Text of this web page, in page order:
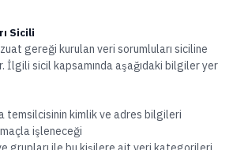
Sicili
gereği kurulan veri sorumluları siciline
İlgili sicil kapsamında aşağıdaki bilgiler yer
temsilcisinin kimlik ve adres bilgileri
işleneceği